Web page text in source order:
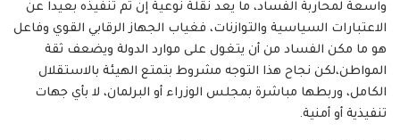
واسعة لمحاربة الفساد، ما يعد نقلة نوعية إن تم تنفيذه بعيدا عن
الاعتبارات السياسية والتوازنات، فغياب الجهاز الرقابي القوي وفاعل
هو ما مكن الفساد من أن يتغول على موارد الدولة ويضعف ثقة
المواطن،لكن نجاح هذا التوجه مشروط بتمتع الهيئة بالاستقلال
الكامل، وربطها مباشرة بمجلس الوزراء أو البرلمان، لا بأي جهات
تنفيذية أو أمنية.